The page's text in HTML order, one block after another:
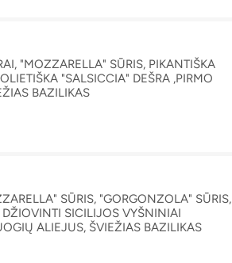
"MOZZARELLA" SŪRIS, PIKANTIŠKA
"SALSICCIA" DEŠRA ,PIRMO
BAZILIKAS
SŪRIS, "GORGONZOLA" SŪRIS,
SICILIJOS VYŠNINIAI
ALIEJUS, ŠVIEŽIAS BAZILIKAS